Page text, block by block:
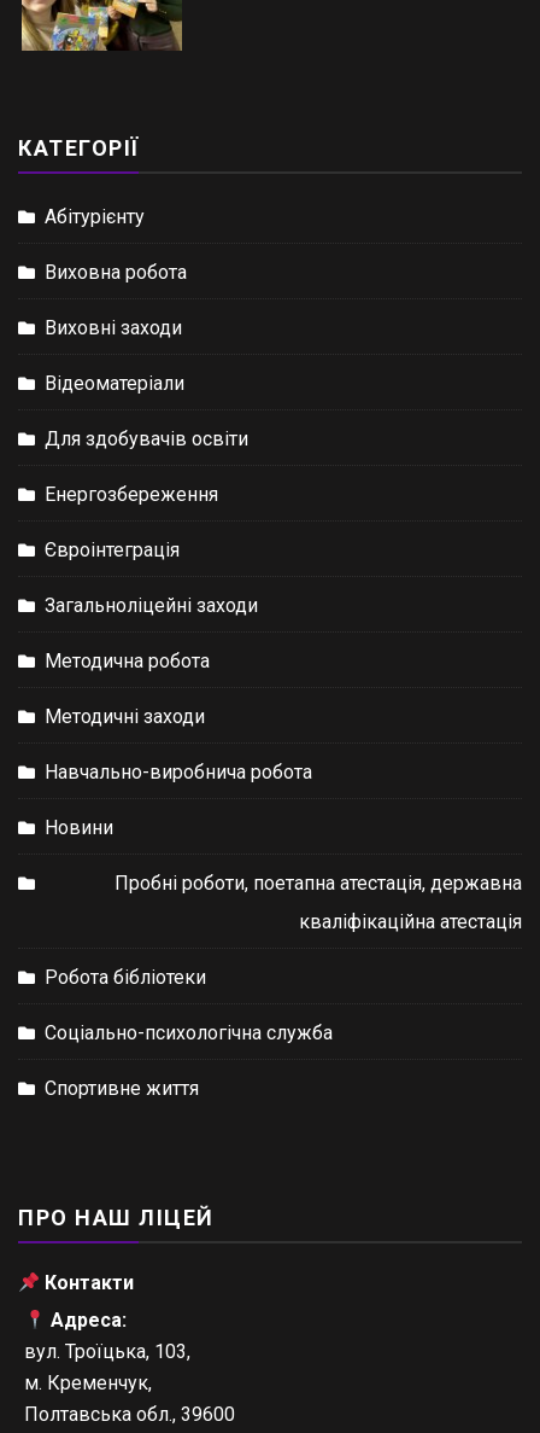
КАТЕГОРІЇ
Абітурієнту
Виховна робота
Виховні заходи
Відеоматеріали
Для здобувачів освіти
Енергозбереження
Євроінтеграція
Загальноліцейні заходи
Методична робота
Методичні заходи
Навчально-виробнича робота
Новини
Пробні роботи, поетапна атестація, державна
кваліфікаційна атестація
Робота бібліотеки
Соціально-психологічна служба
Спортивне життя
ПРО НАШ ЛІЦЕЙ
Контакти
Адреса:
вул. Троїцька, 103,
м. Кременчук,
Полтавська обл., 39600